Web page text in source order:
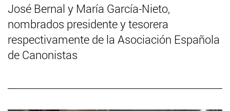
José Bernal y María García-Nieto,
nombrados presidente y tesorera
respectivamente de la Asociación Española
de Canonistas